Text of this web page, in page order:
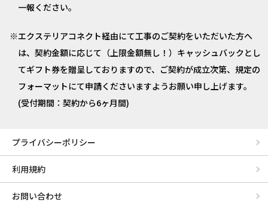
一報ください。
エクステリアコネクト経由にて工事のご契約をいただいた方へ
は、契約金額に応じて（上限金額無し！）キャッシュバックとし
てギフト券を贈呈しておりますので、ご契約が成立次第、規定の
フォーマットにて申請くださいますようお願い申し上げます。
(受付期間：契約から6ヶ月間)
プライバシーポリシー
利用規約
お問い合わせ